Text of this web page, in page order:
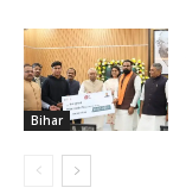
Bihar